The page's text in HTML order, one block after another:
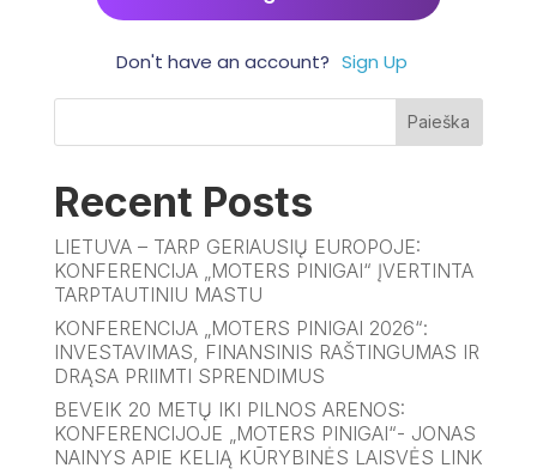
Don't have an account? Sign Up
Paieška
Recent Posts
LIETUVA – TARP GERIAUSIŲ EUROPOJE:
KONFERENCIJA „MOTERS PINIGAI“ ĮVERTINTA
TARPTAUTINIU MASTU
KONFERENCIJA „MOTERS PINIGAI 2026“:
INVESTAVIMAS, FINANSINIS RAŠTINGUMAS IR
DRĄSA PRIIMTI SPRENDIMUS
BEVEIK 20 METŲ IKI PILNOS ARENOS:
KONFERENCIJOJE „MOTERS PINIGAI“- JONAS
NAINYS APIE KELIĄ KŪRYBINĖS LAISVĖS LINK